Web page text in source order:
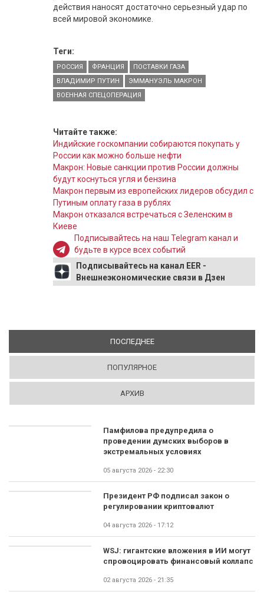
действия наносят достаточно серьезный удар по
всей мировой экономике.
Теги:
РОССИЯ ФРАНЦИЯ
ПОСТАВКИ ГАЗА
ВЛАДИМИР ПУТИН
ЭММАНУЭЛЬ МАКРОН
ВОЕННАЯ СПЕЦОПЕРАЦИЯ
Читайте также:
Индийские госкомпании собираются покупать у
России как можно больше нефти
Макрон: Новые санкции против России должны
будут коснуться угля и бензина
Макрон первым из европейских лидеров обсудил с
Путиным оплату газа в рублях
Макрон отказался встречаться с Зеленским в
Киеве
Подписывайтесь на наш Telegram канал и
будьте в курсе всех событий
Подписывайтесь на канал EER -
Внешнеэкономические связи в Дзен
ПОСЛЕДНЕЕ(АКТИВНАЯ ВКЛАДКА)
ПОПУЛЯРНОЕ
АРХИВ
Памфилова предупредила о
проведении думских выборов в
экстремальных условиях
05 августа 2026 - 22:30
Президент РФ подписал закон о
регулировании криптовалют
04 августа 2026 - 17:12
WSJ: гигантские вложения в ИИ могут
спровоцировать финансовый коллапс
02 августа 2026 - 21:35